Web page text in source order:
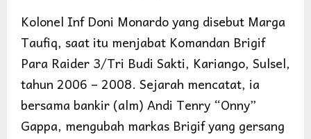
Kolonel Inf Doni Monardo yang disebut Marga
Taufiq, saat itu menjabat Komandan Brigif
Para Raider 3/Tri Budi Sakti, Kariango, Sulsel,
tahun 2006 – 2008. Sejarah mencatat, ia
bersama bankir (alm) Andi Tenry “Onny”
Gappa, mengubah markas Brigif yang gersang